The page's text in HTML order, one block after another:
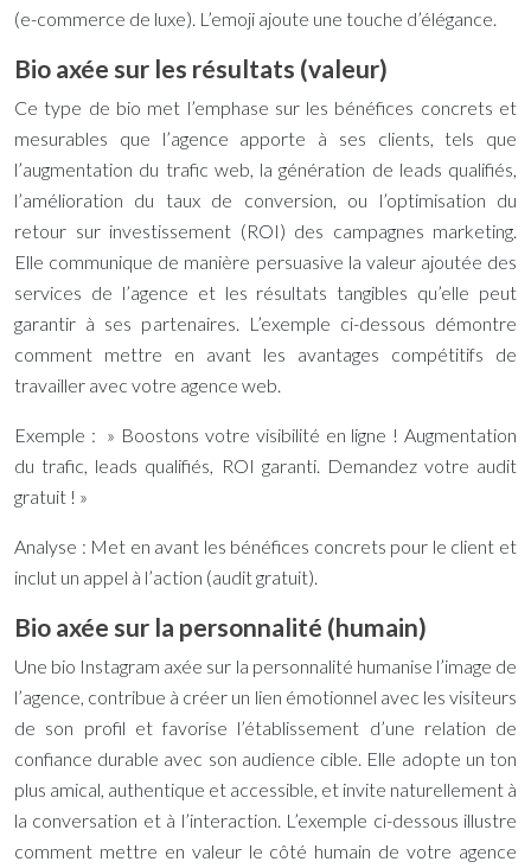
(e-commerce de luxe). L’emoji ajoute une touche d’élégance.
Bio axée sur les résultats (valeur)
Ce type de bio met l’emphase sur les bénéfices concrets et
mesurables que l’agence apporte à ses clients, tels que
l’augmentation du trafic web, la génération de leads qualifiés,
l’amélioration du taux de conversion, ou l’optimisation du
retour sur investissement (ROI) des campagnes marketing.
Elle communique de manière persuasive la valeur ajoutée des
services de l’agence et les résultats tangibles qu’elle peut
garantir à ses partenaires. L’exemple ci-dessous démontre
comment mettre en avant les avantages compétitifs de
travailler avec votre agence web.
Exemple : » Boostons votre visibilité en ligne ! Augmentation
du trafic, leads qualifiés, ROI garanti. Demandez votre audit
gratuit ! »
Analyse : Met en avant les bénéfices concrets pour le client et
inclut un appel à l’action (audit gratuit).
Bio axée sur la personnalité (humain)
Une bio Instagram axée sur la personnalité humanise l’image de
l’agence, contribue à créer un lien émotionnel avec les visiteurs
de son profil et favorise l’établissement d’une relation de
confiance durable avec son audience cible. Elle adopte un ton
plus amical, authentique et accessible, et invite naturellement à
la conversation et à l’interaction. L’exemple ci-dessous illustre
comment mettre en valeur le côté humain de votre agence